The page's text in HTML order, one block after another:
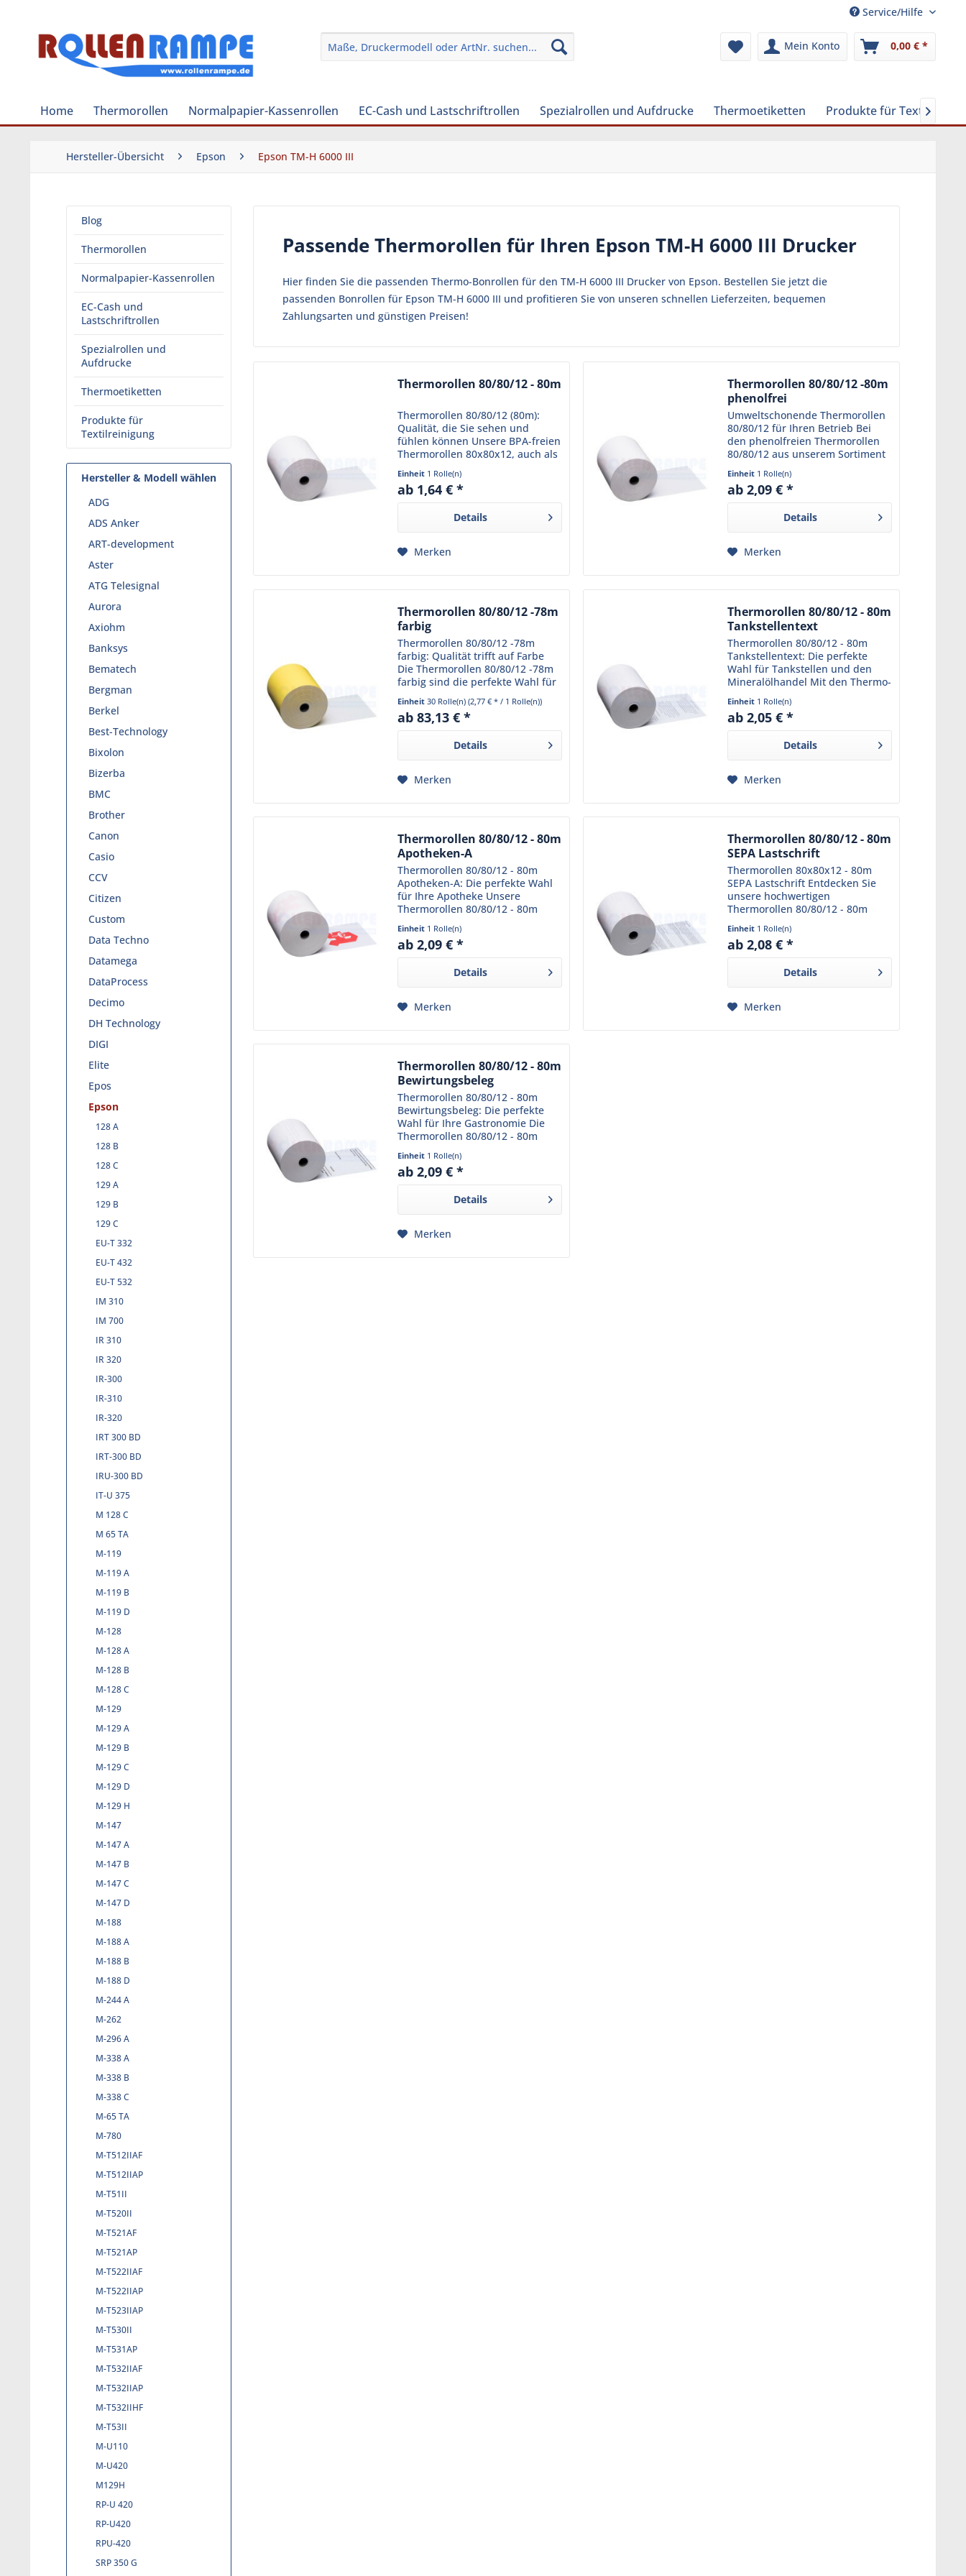
Service/Hilfe
Mein Konto 0,00 € *
Home Thermorollen Normalpapier-Kassenrollen EC-Cash und Lastschriftrollen Spezialrollen und Aufdrucke Thermoetiketten Produkte für 
Hersteller-Übersicht Epson Epson TM-H 6000 III
Blog
Thermorollen
Normalpapier-Kassenrollen
EC-Cash und
Lastschriftrollen
Spezialrollen und
Aufdrucke
Thermoetiketten
Produkte für
Textilreinigung
Hersteller & Modell wählen
ADG
ADS Anker
ART-development
Aster
ATG Telesignal
Aurora
Axiohm
Banksys
Bematech
Bergman
Berkel
Best-Technology
Bixolon
Bizerba
BMC
Brother
Canon
Casio
CCV
Citizen
Custom
Data Techno
Datamega
DataProcess
Decimo
DH Technology
DIGI
Elite
Epos
Epson
128 A
128 B
128 C
129 A
129 B
129 C
EU-T 332
EU-T 432
EU-T 532
IM 310
IM 700
IR 310
IR 320
IR-300
IR-310
IR-320
IRT 300 BD
IRT-300 BD
IRU-300 BD
IT-U 375
M 128 C
M 65 TA
M-119
M-119 A
M-119 B
M-119 D
M-128
M-128 A
M-128 B
M-128 C
M-129
M-129 A
M-129 B
M-129 C
M-129 D
M-129 H
M-147
M-147 A
M-147 B
M-147 C
M-147 D
M-188
M-188 A
M-188 B
M-188 D
M-244 A
M-262
M-296 A
M-338 A
M-338 B
M-338 C
M-65 TA
M-780
M-T512IIAF
M-T512IIAP
M-T51II
M-T520II
M-T521AF
M-T521AP
M-T522IIAF
M-T522IIAP
M-T523IIAP
M-T530II
M-T531AP
M-T532IIAF
M-T532IIAP
M-T532IIHF
M-T53II
M-U110
M-U420
M129H
RP-U 420
RP-U420
RPU-420
SRP 350 G
Passende Thermorollen für Ihren Epson TM-H 6000 III Drucker
Hier finden Sie die passenden Thermo-Bonrollen für den TM-H 6000 III Drucker von Epson. Bestellen Sie jetzt die
passenden Bonrollen für Epson TM-H 6000 III und profitieren Sie von unseren schnellen Lieferzeiten, bequemen
Zahlungsarten und günstigen Preisen!
Thermorollen 80/80/12 - 80m
Thermorollen 80/80/12 (80m):
Qualität, die Sie sehen und
fühlen können Unsere BPA-freien
Thermorollen 80x80x12, auch als
Kassenrollen 80x80x12 oder
Thermo-Bonrollen 80x80x12
bekannt, stehen für Qualität und
Einheit 1 Rolle(n)
ab 1,64 € *
Details
Merken
Thermorollen 80/80/12 -80m
phenolfrei
Umweltschonende Thermorollen
80/80/12 für Ihren Betrieb Bei
den phenolfreien Thermorollen
80/80/12 aus unserem Sortiment
trifft Funktionalität auf
Umweltbewusstsein. Das robuste
Kassenpapier ist phenolfrei und
Einheit 1 Rolle(n)
ab 2,09 € *
Details
Merken
Thermorollen 80/80/12 -78m
farbig
Thermorollen 80/80/12 -78m
farbig: Qualität trifft auf Farbe
Die Thermorollen 80/80/12 -78m
farbig sind die perfekte Wahl für
den Einsatz in Thermodruckern
konzipiert und liefern stets...
Einheit30 Rolle(n)(2,77 € * / 1 Rolle(n))
ab 83,13 € *
Details
Merken
Thermorollen 80/80/12 - 80m
Tankstellentext
Thermorollen 80/80/12 - 80m
Tankstellentext: Die perfekte
Wahl für Tankstellen und den
Mineralölhandel Mit den Thermo-
unserem Sortiment sind Sie
immer bestens beraten. Diese
Einheit 1 Rolle(n)
ab 2,05 € *
Details
Merken
Thermorollen 80/80/12 - 80m
Apotheken-A
Thermorollen 80/80/12 - 80m
Apotheken-A: Die perfekte Wahl
für Ihre Apotheke Unsere
Thermorollen 80/80/12 - 80m
Apotheken-A sind speziell für
den Einsatz in Apotheken
konzipiert. Sie sind aus
gefertigt und...
Einheit 1 Rolle(n)
ab 2,09 € *
Details
Merken
Thermorollen 80/80/12 - 80m
SEPA Lastschrift
Thermorollen 80x80x12 - 80m
SEPA Lastschrift Entdecken Sie
unsere hochwertigen
Thermorollen 80/80/12 - 80m
SEPA Lastschrift , die ideal für
Kassensysteme mit
Lastschriftzahlung sind.
BPA-freiem...
Einheit 1 Rolle(n)
ab 2,08 € *
Details
Merken
Thermorollen 80/80/12 - 80m
Bewirtungsbeleg
Thermorollen 80/80/12 - 80m
Bewirtungsbeleg: Die perfekte
Wahl für Ihre Gastronomie Die
Thermorollen 80/80/12 - 80m
Bewirtungsbeleg sind ein
unverzichtbares Produkt für Ihr
Restaurant oder Café. Sie erfüllen
Einheit 1 Rolle(n)
ab 2,09 € *
Details
Merken